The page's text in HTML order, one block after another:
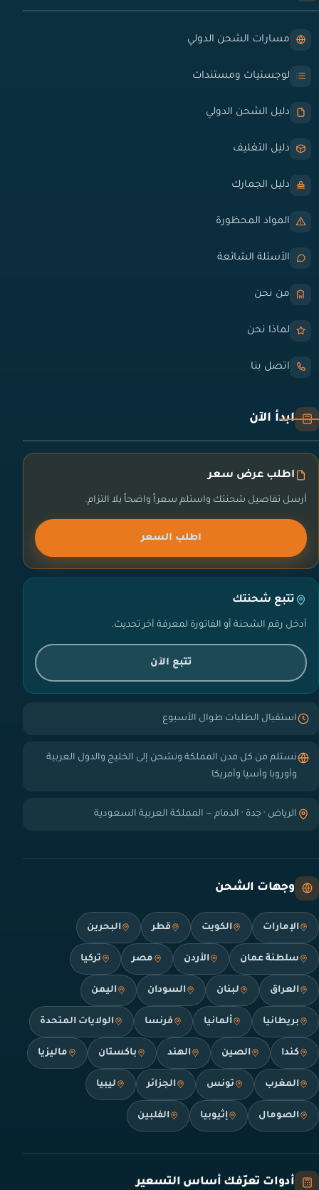
مسارات الشحن الدولي
لوجستيات ومستندات
دليل الشحن الدولي
دليل التغليف
دليل الجمارك
المواد المحظورة
الأسئلة الشائعة
من نحن
لماذا نحن
اتصل بنا
ابدأ الآن
اطلب عرض سعر
أرسل تفاصيل شحنتك واستلم سعراً واضحاً بلا التزام.
اطلب السعر
تتبع شحنتك
أدخل رقم الشحنة أو الفاتورة لمعرفة آخر تحديث.
تتبع الآن
استقبال الطلبات طوال الأسبوع
نستلم من كل مدن المملكة ونشحن إلى الخليج والدول العربية
وأوروبا وآسيا وأمريكا
الرياض · جدة · الدمام — المملكة العربية السعودية
وجهات الشحن
الإمارات الكويت قطر البحرين
سلطنة عمان الأردن مصر تركيا
العراق لبنان السودان اليمن
بريطانيا ألمانيا فرنسا الولايات المتحدة
كندا الصين الهند باكستان ماليزيا
المغرب تونس الجزائر ليبيا
الصومال إثيوبيا الفلبين
أدوات تعرّفك أساس التسعير